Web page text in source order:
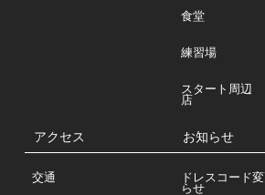
食堂
練習場
スタート周辺
店
アクセス
交通
お知らせ
ドレスコード
らせ